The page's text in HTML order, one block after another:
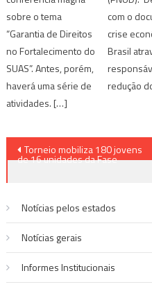
sobre o tema
“Garantia de Direitos
no Fortalecimento do
SUAS”. Antes, porém,
haverá uma série de
atividades. […]
com o
crise
Brasil
redução
Navegação
de
Post
Torneio mobiliza 180 jovens
de 16 unidades da Fase
Notícias pelos estados
Notí­cias gerais
Informes Institucionais